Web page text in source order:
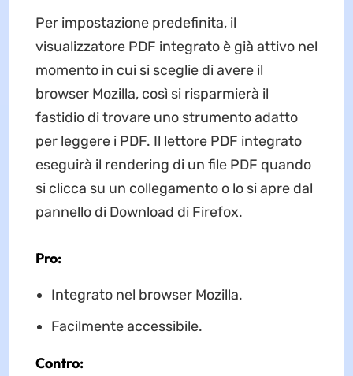
Per impostazione predefinita, il
visualizzatore PDF integrato è già attivo nel
momento in cui si sceglie di avere il
browser Mozilla, così si risparmierà il
fastidio di trovare uno strumento adatto
per leggere i PDF. Il lettore PDF integrato
eseguirà il rendering di un file PDF quando
si clicca su un collegamento o lo si apre dal
pannello di Download di Firefox.
Pro:
Integrato nel browser Mozilla.
Facilmente accessibile.
Contro: